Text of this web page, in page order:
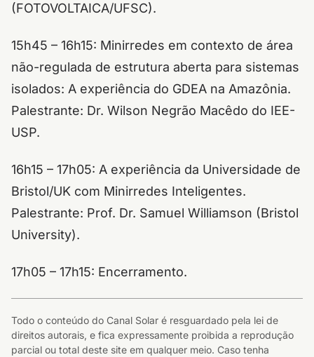
(FOTOVOLTAICA/UFSC).
15h45 – 16h15: Minirredes em contexto de área
não-regulada de estrutura aberta para sistemas
isolados: A experiência do GDEA na Amazônia.
Palestrante: Dr. Wilson Negrão Macêdo do IEE-
USP.
16h15 – 17h05: A experiência da Universidade de
Bristol/UK com Minirredes Inteligentes.
Palestrante: Prof. Dr. Samuel Williamson (Bristol
University).
17h05 – 17h15: Encerramento.
Todo o conteúdo do Canal Solar é resguardado pela lei de
direitos autorais, e fica expressamente proibida a reprodução
parcial ou total deste site em qualquer meio. Caso tenha